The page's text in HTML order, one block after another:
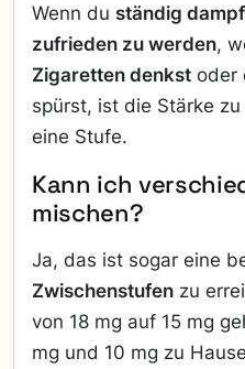
Wenn du ständig
zufrieden zu werden,
Zigaretten denkst oder
spürst, ist die Stärke
eine Stufe.
Kann ich
mischen?
Ja, das ist sogar eine
Zwischenstufen zu
von 18 mg auf 15 mg
mg und 10 mg zu